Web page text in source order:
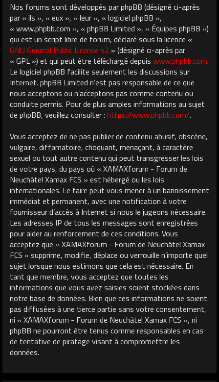
Nos forums sont développés par phpBB (désigné ci-après
par « ils », « eux », « leur », « logiciel phpBB »,
« www.phpbb.com », « phpBB Limited », « Équipes phpBB »)
qui est un script libre de forum, déclaré sous la licence «
GNU General Public License v2 » (désigné ci-après par
« GPL ») et qui peut être téléchargé depuis www.phpbb.com.
Le logiciel phpBB facilite seulement les discussions sur
Internet. phpBB Limited n’est pas responsable de ce que
nous acceptons ou n’acceptons pas comme contenu ou
conduite permis. Pour de plus amples informations au sujet
de phpBB, veuillez consulter : https://www.phpbb.com/.
Vous acceptez de ne pas publier de contenu abusif, obscène,
vulgaire, diffamatoire, choquant, menaçant, à caractère
sexuel ou tout autre contenu qui peut transgresser les lois
de votre pays, du pays où « XAMAXforum - Forum de
Neuchâtel Xamax FCS » est hébergé ou les lois
internationales. Le faire peut vous mener à un bannissement
immédiat et permanent, avec une notification à votre
fournisseur d’accès à Internet si nous le jugeons nécessaire.
Les adresses IP de tous les messages sont enregistrées
pour aider au renforcement de ces conditions. Vous
acceptez que « XAMAXforum - Forum de Neuchâtel Xamax
FCS » supprime, modifie, déplace ou verrouille n’importe quel
sujet lorsque nous estimons que cela est nécessaire. En
tant que membre, vous acceptez que toutes les
informations que vous avez saisies soient stockées dans
notre base de données. Bien que ces informations ne soient
pas diffusées à une tierce partie sans votre consentement,
ni « XAMAXforum - Forum de Neuchâtel Xamax FCS », ni
phpBB ne pourront être tenus comme responsables en cas
de tentative de piratage visant à compromettre les
données.